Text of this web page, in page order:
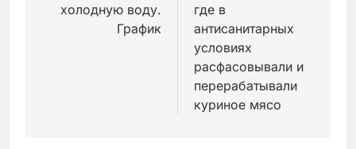
холодную воду.
График
где в
антисанитарных
условиях
расфасовывали и
перерабатывали
куриное мясо